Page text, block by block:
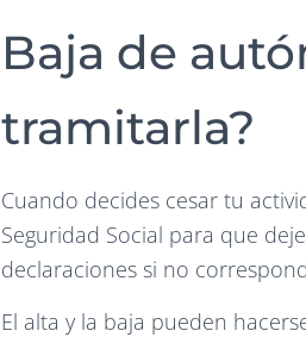
Baja de
tramitarla?
Cuando decides cesar tu
Seguridad Social para que
declaraciones si no
El alta y la baja pueden